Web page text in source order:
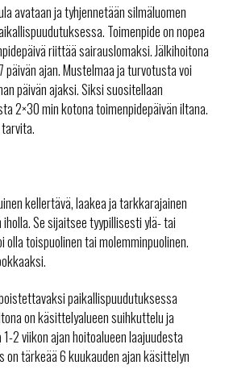
avataan ja tyhjennetään silmäluomen
Toimenpide on nopea
riittää sairauslomaksi. Jälkihoitona
ajan. Mustelmaa ja turvotusta voi
päivän ajaksi. Siksi suositellaan
2×30 min kotona toimenpidepäivän iltana.
kellertävä, laakea ja tarkkarajainen
Se sijaitsee tyypillisesti ylä- tai
olla toispuolinen tai molemminpuolinen.
paikallispuudutuksessa
on käsittelyalueen suihkuttelu ja
2 viikon ajan hoitoalueen laajuudesta
on tärkeää 6 kuukauden ajan käsittelyn